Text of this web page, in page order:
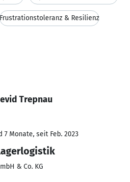
Frustrationstoleranz & Resilienz
Trepnau
7 Monate, seit Feb. 2023
& Co. KG